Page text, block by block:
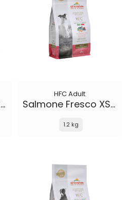
Vitello con Prosciutto
HFC Adult
Salmone Fresco XS-S
1.2 kg